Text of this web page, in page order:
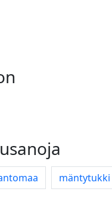
mäntytukki